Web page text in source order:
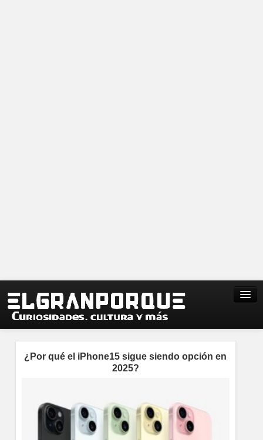
¿Por qué el iPhone15 sigue siendo opción en
2025?